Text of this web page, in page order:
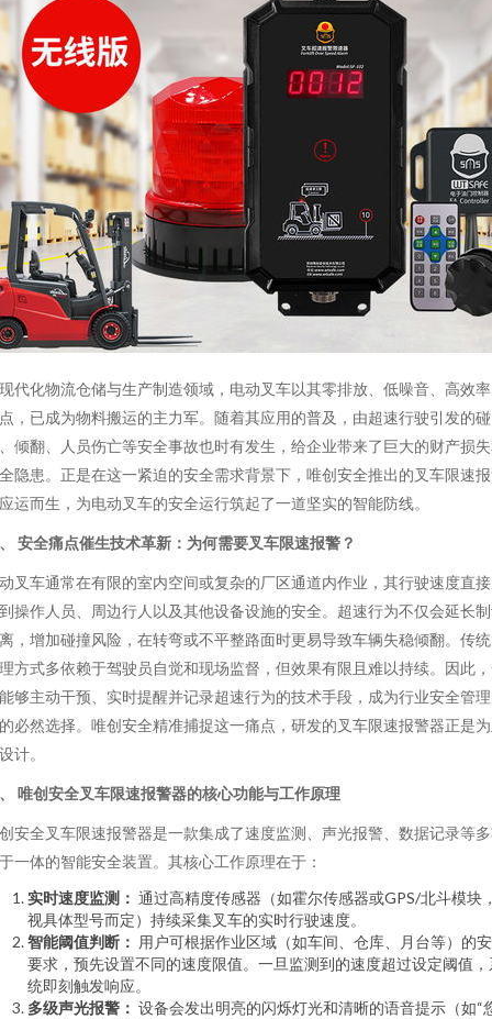
代化物流仓储与生产制造领域，电动叉车以其零排放、低噪音、高效
，已成为物料搬运的主力军。随着其应用的普及，由超速行驶引发的碰
倾翻、人员伤亡等安全事故也时有发生，给企业带来了巨大的财产损
隐患。正是在这一紧迫的安全需求背景下，唯创安全推出的叉车限速
运而生，为电动叉车的安全运行筑起了一道坚实的智能防线。
安全痛点催生技术革新：为何需要叉车限速报警？
叉车通常在有限的室内空间或复杂的厂区通道内作业，其行驶速度直
操作人员、周边行人以及其他设备设施的安全。超速行为不仅会延长
，增加碰撞风险，在转弯或不平整路面时更易导致车辆失稳倾翻。传
方式多依赖于驾驶员自觉和现场监督，但效果有限且难以持续。因此
够主动干预、实时提醒并记录超速行为的技术手段，成为行业安全管
必然选择。唯创安全精准捕捉这一痛点，研发的叉车限速报警器正是
计。
唯创安全叉车限速报警器的核心功能与工作原理
安全叉车限速报警器是一款集成了速度监测、声光报警、数据记录等
一体的智能安全装置。其核心工作原理在于：
实时速度监测： 通过高精度传感器（如霍尔传感器或GPS/北斗模块
视具体型号而定）持续采集叉车的实时行驶速度。
智能阈值判断： 用户可根据作业区域（如车间、仓库、月台等）的
要求，预先设置不同的速度限值。一旦监测到的速度超过设定阈值，
统即刻触发响应。
多级声光报警： 设备会发出明亮的闪烁灯光和清晰的语音提示（如“